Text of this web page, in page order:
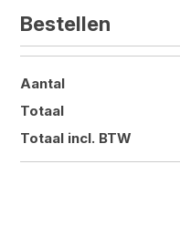
Bestellen
Aantal
Totaal
Totaal incl. BTW